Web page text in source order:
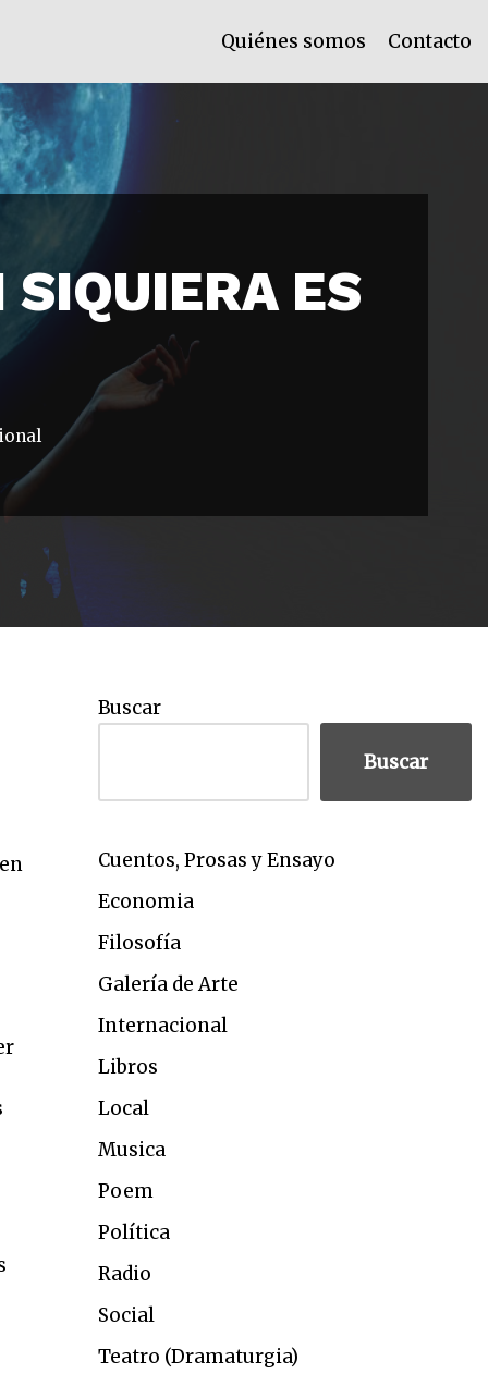
Quiénes somos Contacto
ES
Buscar
Buscar
Cuentos, Prosas y Ensayo
Economia
Filosofía
Galería de Arte
Internacional
Libros
Local
Musica
Poem
Política
Radio
Social
Teatro (Dramaturgia)